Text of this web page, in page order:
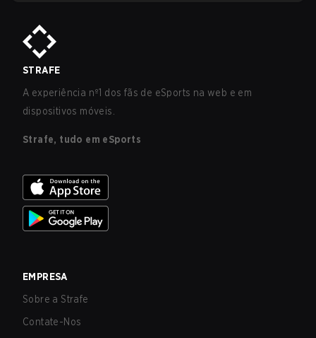
STRAFE
A experiência nº1 dos fãs de eSports na web e em
dispositivos móveis.
Strafe, tudo em eSports
EMPRESA
Sobre a Strafe
Contate-Nos